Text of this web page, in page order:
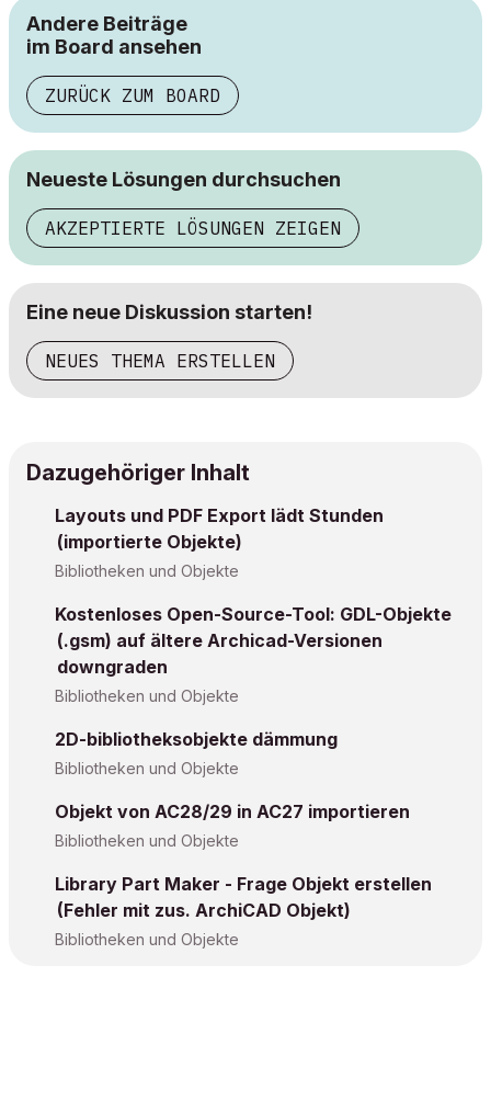
Andere Beiträge
im Board ansehen
ZURÜCK ZUM BOARD
Neueste Lösungen durchsuchen
AKZEPTIERTE LÖSUNGEN ZEIGEN
Eine neue Diskussion starten!
NEUES THEMA ERSTELLEN
Dazugehöriger Inhalt
Layouts und PDF Export lädt Stunden
(importierte Objekte)
Bibliotheken und Objekte
Kostenloses Open-Source-Tool: GDL-Objekte
(.gsm) auf ältere Archicad-Versionen
downgraden
Bibliotheken und Objekte
2D-bibliotheksobjekte dämmung
Bibliotheken und Objekte
Objekt von AC28/29 in AC27 importieren
Bibliotheken und Objekte
Library Part Maker - Frage Objekt erstellen
(Fehler mit zus. ArchiCAD Objekt)
Bibliotheken und Objekte